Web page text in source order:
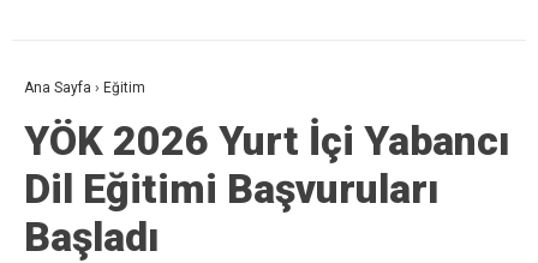
Ana Sayfa › Eğitim
YÖK 2026 Yurt İçi Yabancı
Dil Eğitimi Başvuruları
Başladı